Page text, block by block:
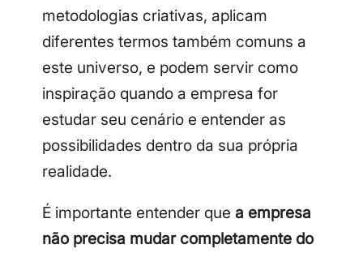
metodologias criativas, aplicam
diferentes termos também comuns a
este universo, e podem servir como
inspiração quando a empresa for
estudar seu cenário e entender as
possibilidades dentro da sua própria
realidade.
É importante entender que a empresa
não precisa mudar completamente do